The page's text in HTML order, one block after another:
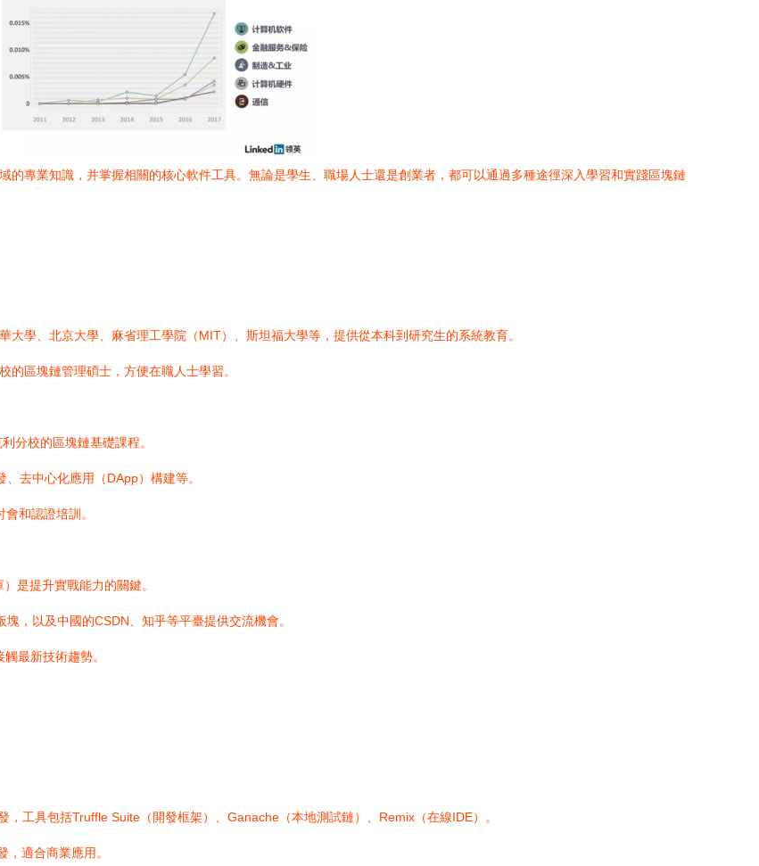
的專業知識，并掌握相關的核心軟件工具。無論是學生、職場人士還是創業者，都可以通過多種途徑深入學習和實踐區塊鏈
大學、北京大學、麻省理工學院（MIT）、斯坦福大學等，提供從本科到研究生的系統教育。
的區塊鏈管理碩士，方便在職人士學習。
分校的區塊鏈基礎課程。
去中心化應用（DApp）構建等。
和認證培訓。
是提升實戰能力的關鍵。
，以及中國的CSDN、知乎等平臺提供交流機會。
最新技術趨勢。
，工具包括Truffle Suite（開發框架）、Ganache（本地測試鏈）、Remix（在線IDE）。
，適合商業應用。